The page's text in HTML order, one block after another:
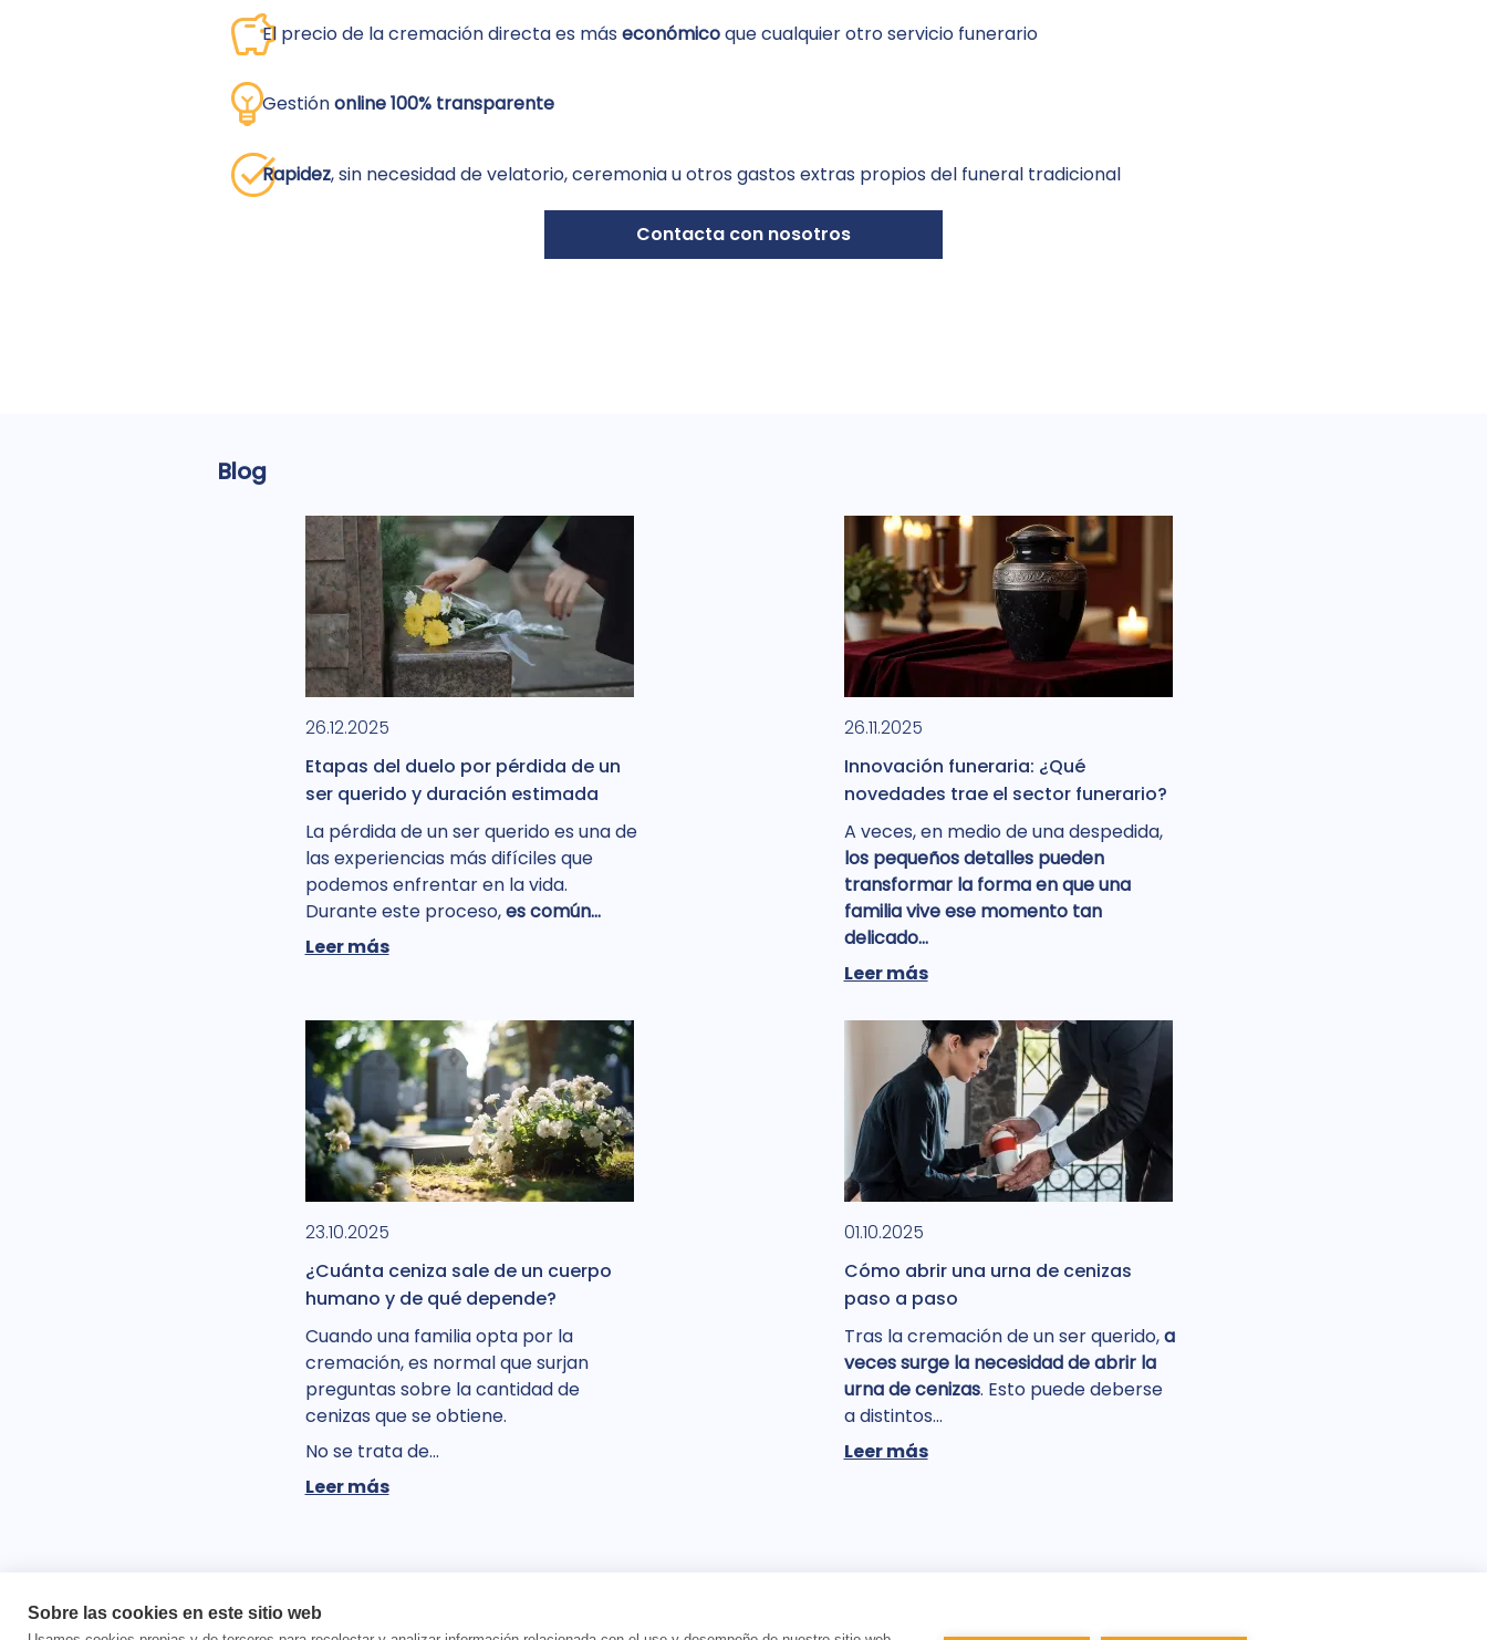
El precio de la cremación directa es más económicoque cualquier otro servicio funerario
Gestión online 100% transparente
Rapidez, sin necesidad de velatorio, ceremonia u otros gastos extras propios del funeral tradicional
Contacta con nosotros
Blog
26.12.2025
Etapas del duelo por pérdida de un
ser querido y duración estimada
La pérdida de un ser querido es una de
las experiencias más difíciles que
podemos enfrentar en la vida.
Durante este proceso,es común...
Leer más
26.11.2025
Innovación funeraria: ¿Qué
novedades trae el sector funerario?
A veces, en medio de una despedida,
los pequeños detalles pueden
transformar la forma en que una
familia vive ese momento tan
delicado...
Leer más
23.10.2025
¿Cuánta ceniza sale de un cuerpo
humano y de qué depende?
Cuando una familia opta por la
cremación, es normal que surjan
preguntas sobre la cantidad de
cenizas que se obtiene.
No se trata de...
Leer más
01.10.2025
Cómo abrir una urna de cenizas
paso a paso
Tras la cremación de un ser querido,a
veces surge la necesidad de abrir la
urna de cenizas. Esto puede deberse
a distintos...
Leer más
Sobre las cookies en este sitio web